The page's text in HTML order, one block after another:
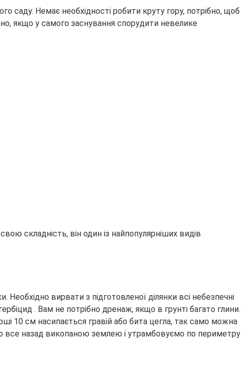
саду. Немає необхідності робити круту гору, потрібно, щоб
якщо у самого заснування спорудити невелике
складність, він один із найпопулярніших видів
вирвати з підготовленої ділянки всі небезпечні
. Вам не потрібно дренаж, якщо в грунті багато глини.
10 см насипається гравій або бита цегла, так само можна
все назад викопаною землею і утрамбовуємо по периметру